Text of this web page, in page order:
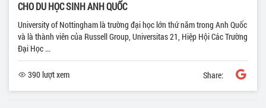
CHO DU HỌC SINH ANH QUỐC
University of Nottingham là trường đại học lớn thứ năm trong Anh Quốc
và là thành viên của Russell Group, Universitas 21, Hiệp Hội Các Trường
Đại Học ...
390 lượt xem Share: